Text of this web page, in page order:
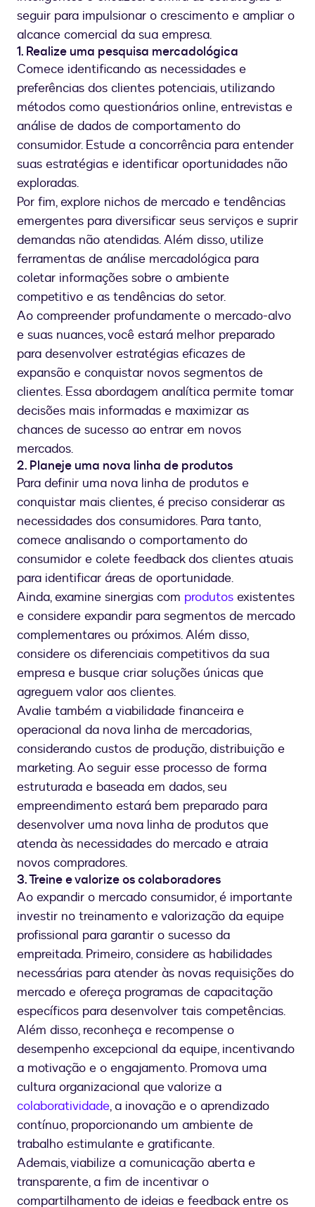
seguir para impulsionar o crescimento e ampliar o
alcance comercial da sua empresa.
1. Realize uma pesquisa mercadológica
Comece identificando as necessidades e
preferências dos clientes potenciais, utilizando
métodos como questionários online, entrevistas e
análise de dados de comportamento do
consumidor. Estude a concorrência para entender
suas estratégias e identificar oportunidades não
exploradas.
Por fim, explore nichos de mercado e tendências
emergentes para diversificar seus serviços e suprir
demandas não atendidas. Além disso, utilize
ferramentas de análise mercadológica para
coletar informações sobre o ambiente
competitivo e as tendências do setor.
Ao compreender profundamente o mercado-alvo
e suas nuances, você estará melhor preparado
para desenvolver estratégias eficazes de
expansão e conquistar novos segmentos de
clientes. Essa abordagem analítica permite tomar
decisões mais informadas e maximizar as
chances de sucesso ao entrar em novos
mercados.
2. Planeje uma nova linha de produtos
Para definir uma nova linha de produtos e
conquistar mais clientes, é preciso considerar as
necessidades dos consumidores. Para tanto,
comece analisando o comportamento do
consumidor e colete feedback dos clientes atuais
para identificar áreas de oportunidade.
Ainda, examine sinergias com produtos existentes
e considere expandir para segmentos de mercado
complementares ou próximos. Além disso,
considere os diferenciais competitivos da sua
empresa e busque criar soluções únicas que
agreguem valor aos clientes.
Avalie também a viabilidade financeira e
operacional da nova linha de mercadorias,
considerando custos de produção, distribuição e
marketing. Ao seguir esse processo de forma
estruturada e baseada em dados, seu
empreendimento estará bem preparado para
desenvolver uma nova linha de produtos que
atenda às necessidades do mercado e atraia
novos compradores.
3. Treine e valorize os colaboradores
Ao expandir o mercado consumidor, é importante
investir no treinamento e valorização da equipe
profissional para garantir o sucesso da
empreitada. Primeiro, considere as habilidades
necessárias para atender às novas requisições do
mercado e ofereça programas de capacitação
específicos para desenvolver tais competências.
Além disso, reconheça e recompense o
desempenho excepcional da equipe, incentivando
a motivação e o engajamento. Promova uma
cultura organizacional que valorize a
colaboratividade, a inovação e o aprendizado
contínuo, proporcionando um ambiente de
trabalho estimulante e gratificante.
Ademais, viabilize a comunicação aberta e
transparente, a fim de incentivar o
compartilhamento de ideias e feedback entre os